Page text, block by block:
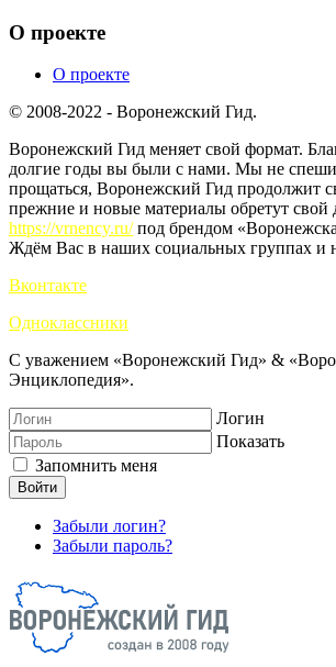
О проекте
О проекте
© 2008-2022 - Воронежский Гид.
Воронежский Гид меняет свой формат.
долгие годы вы были с нами. Мы не
прощаться, Воронежский Гид продолжит
прежние и новые материалы обретут свой
https://vrnency.ru/под брендом
Ждём Вас в наших социальных группах и
Вконтакте
Одноклассники
С уважением «Воронежский Гид» &
Энциклопедия».
Логин
Показать
Запомнить меня
Войти
Забыли логин?
Забыли пароль?